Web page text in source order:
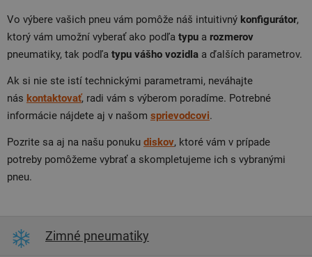
Vo výbere vašich pneu vám pomôže náš intuitivný konfigurátor,
ktorý vám umožní vyberať ako podľa typu a rozmerov
pneumatiky, tak podľa typu vášho vozidla a ďalších parametrov.
Ak si nie ste istí technickými parametrami, neváhajte
nás kontaktovať, radi vám s výberom poradíme. Potrebné
informácie nájdete aj v našom sprievodcovi.
Pozrite sa aj na našu ponuku diskov, ktoré vám v prípade
potreby pomôžeme vybrať a skompletujeme ich s vybranými
pneu.
Zimné pneumatiky